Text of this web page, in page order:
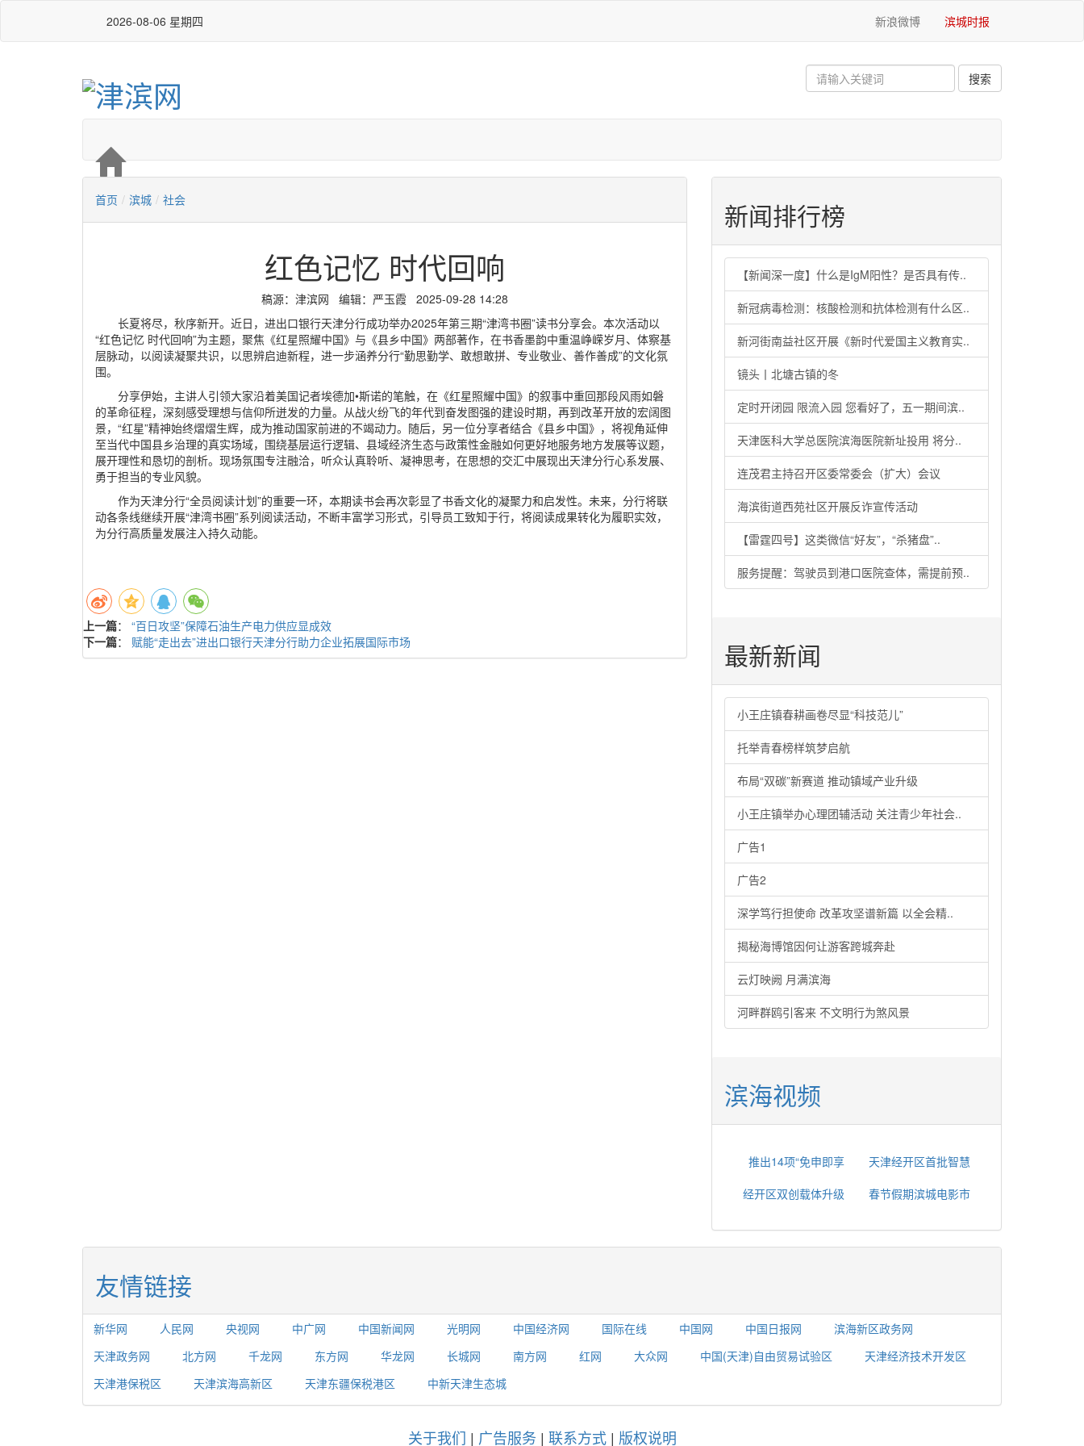
2026-08-06 星期四 新浪微博 滨城时报
首页 / 滨城 / 社会
红色记忆 时代回响
稿源：津滨网 编辑：严玉霞 2025-09-28 14:28
长夏将尽，秋序新开。近日，进出口银行天津分行成功举办2025年第三期“津湾书圈”读书分享会。本次活动以
“红色记忆 时代回响”为主题，聚焦《红星照耀中国》与《县乡中国》两部著作，在书香墨韵中重温峥嵘岁月、体察基
层脉动，以阅读凝聚共识，以思辨启迪新程，进一步涵养分行“勤思勤学、敢想敢拼、专业敬业、善作善成”的文化氛
围。
分享伊始，主讲人引领大家沿着美国记者埃德加•斯诺的笔触，在《红星照耀中国》的叙事中重回那段风雨如磐
的革命征程，深刻感受理想与信仰所迸发的力量。从战火纷飞的年代到奋发图强的建设时期，再到改革开放的宏阔图
景，“红星”精神始终熠熠生辉，成为推动国家前进的不竭动力。随后，另一位分享者结合《县乡中国》，将视角延伸
至当代中国县乡治理的真实场域，围绕基层运行逻辑、县域经济生态与政策性金融如何更好地服务地方发展等议题，
展开理性和恳切的剖析。现场氛围专注融洽，听众认真聆听、凝神思考，在思想的交汇中展现出天津分行心系发展、
勇于担当的专业风貌。
作为天津分行“全员阅读计划”的重要一环，本期读书会再次彰显了书香文化的凝聚力和启发性。未来，分行将联
动各条线继续开展“津湾书圈”系列阅读活动，不断丰富学习形式，引导员工致知于行，将阅读成果转化为履职实效，
为分行高质量发展注入持久动能。
上一篇： “百日攻坚”保障石油生产电力供应显成效
下一篇： 赋能“走出去”进出口银行天津分行助力企业拓展国际市场
新闻排行榜
【新闻深一度】什么是IgM阳性？是否具有传..
新冠病毒检测：核酸检测和抗体检测有什么区..
新河街南益社区开展《新时代爱国主义教育实..
镜头丨北塘古镇的冬
定时开闭园 限流入园 您看好了，五一期间滨..
天津医科大学总医院滨海医院新址投用 将分..
连茂君主持召开区委常委会（扩大）会议
海滨街道西苑社区开展反诈宣传活动
【雷霆四号】这类微信“好友”，“杀猪盘”..
服务提醒：驾驶员到港口医院查体，需提前预..
最新新闻
小王庄镇春耕画卷尽显“科技范儿”
托举青春榜样筑梦启航
布局“双碳”新赛道 推动镇域产业升级
小王庄镇举办心理团辅活动 关注青少年社会..
广告1
广告2
深学笃行担使命 改革攻坚谱新篇 以全会精..
揭秘海博馆因何让游客跨城奔赴
云灯映阙 月满滨海
河畔群鸥引客来 不文明行为煞风景
滨海视频
推出14项“免申即享
天津经开区首批智慧
经开区双创载体升级
春节假期滨城电影市
友情链接
新华网 人民网 央视网 中广网 中国新闻网 光明网 中国经济网 国际在线 中国网 中国日报网
滨海新区政务网
天津政务网
北方网 千龙网 东方网 华龙网 长城网 南方网 红网 大众网 中国(天津)自由贸易试验区
天津经济技术开发区
天津港保税区
天津滨海高新区 天津东疆保税港区 中新天津生态城
关于我们 | 广告服务 | 联系方式| 版权说明